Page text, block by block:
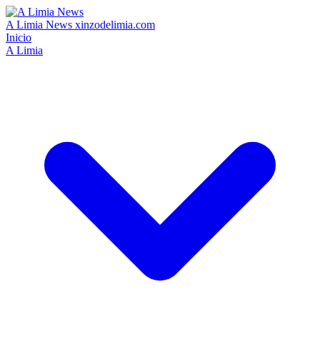
A Limia News xinzodelimia.com
Inicio
A Limia